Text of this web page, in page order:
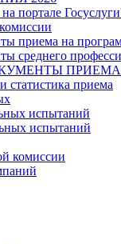
портале
приема на
среднего
ПРИЕМА
приема
испытаний
испытаний
комиссии